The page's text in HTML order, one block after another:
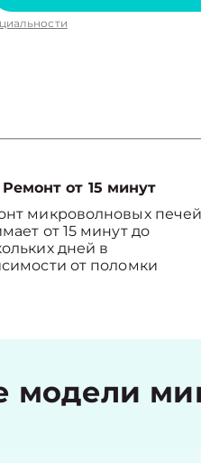
Ремонт от 15 минут
микроволновых печей
от 15 минут до
дней в
от поломки
модели